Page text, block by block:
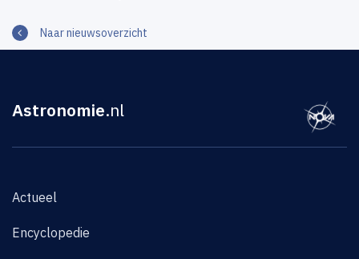
Naar nieuwsoverzicht
Astronomie.nl
Actueel
Encyclopedie